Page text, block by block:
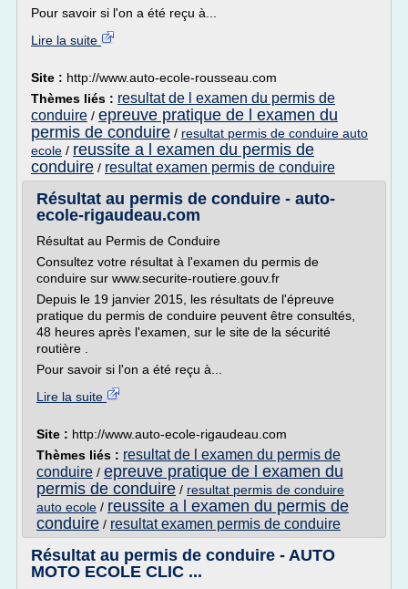
Pour savoir si l'on a été reçu à...
Lire la suite
Site : http://www.auto-ecole-rousseau.com
Thèmes liés : resultat de l examen du permis de
conduire / epreuve pratique de l examen du
permis de conduire / resultat permis de conduire auto
ecole / reussite a l examen du permis de
conduire / resultat examen permis de conduire
Résultat au permis de conduire - auto-
ecole-rigaudeau.com
Résultat au Permis de Conduire
Consultez votre résultat à l'examen du permis de
conduire sur www.securite-routiere.gouv.fr
Depuis le 19 janvier 2015, les résultats de l'épreuve
pratique du permis de conduire peuvent être consultés,
48 heures après l'examen, sur le site de la sécurité
routière .
Pour savoir si l'on a été reçu à...
Lire la suite
Site : http://www.auto-ecole-rigaudeau.com
Thèmes liés : resultat de l examen du permis de
conduire / epreuve pratique de l examen du
permis de conduire / resultat permis de conduire
auto ecole / reussite a l examen du permis de
conduire / resultat examen permis de conduire
Résultat au permis de conduire - AUTO
MOTO ECOLE CLIC ...